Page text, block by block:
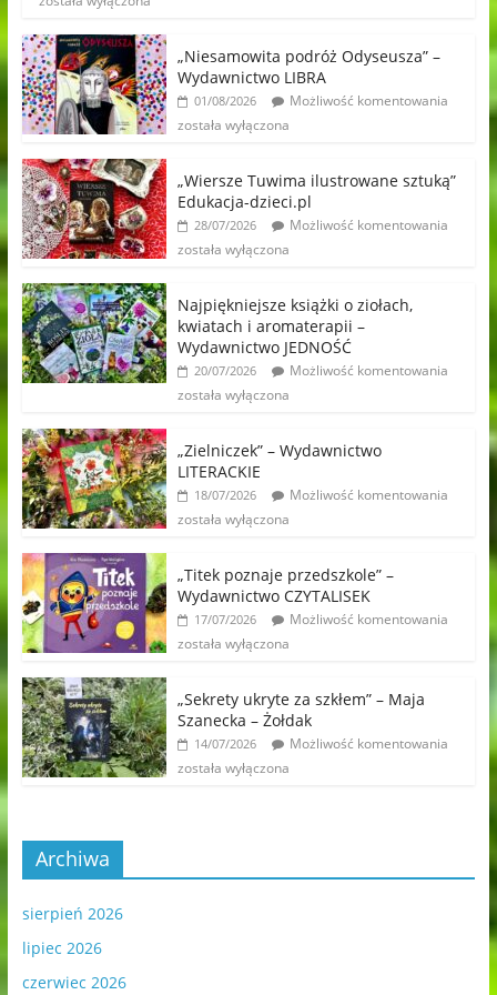
„Niesamowita podróż Odyseusza” –
Wydawnictwo LIBRA
01/08/2026
Możliwość komentowania
została wyłączona
„Wiersze Tuwima ilustrowane sztuką”
Edukacja-dzieci.pl
28/07/2026
Możliwość komentowania
została wyłączona
Najpiękniejsze książki o ziołach,
kwiatach i aromaterapii –
Wydawnictwo JEDNOŚĆ
20/07/2026
Możliwość komentowania
została wyłączona
„Zielniczek” – Wydawnictwo
LITERACKIE
18/07/2026
Możliwość komentowania
została wyłączona
„Titek poznaje przedszkole” –
Wydawnictwo CZYTALISEK
17/07/2026
Możliwość komentowania
została wyłączona
„Sekrety ukryte za szkłem” – Maja
Szanecka – Żołdak
14/07/2026
Możliwość komentowania
została wyłączona
Archiwa
sierpień 2026
lipiec 2026
czerwiec 2026